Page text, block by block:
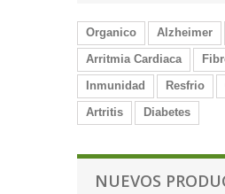
Organico Alzheimer
Arritmia Cardiaca
Inmunidad
Resfrio
Artritis
Diabetes
NUEVOS